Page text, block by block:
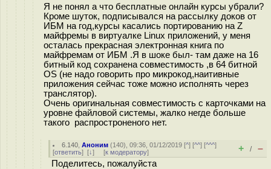
Я не понял а что бесплатные онлайн курсы убрали?
Кроме шуток, подписывался на рассылку доков от
ИБМ на год,курсы касались портированию на Z
майфремы в виртуалке Linux приложений, у меня
осталась прекрасная электронная книга по
майфремам от ИБМ .Я в шоке был- там даже на 16
битный код сохранена совместимость ,в 64 битной
OS (не надо говорить про микрокод,наитивные
приложения сейчас тоже можно исполнять через
транслятор).
Очень оригинальная совместимость с карточками на
уровне файловой системы, жалко негде больше
такого распростроненого нет.
6.140 ,Аноним (140), 09:36, 01/12/2019 [^] [^^] [^^^]
[ответить] [↓] [к модератору] + / –
Поделитесь, пожалуйста